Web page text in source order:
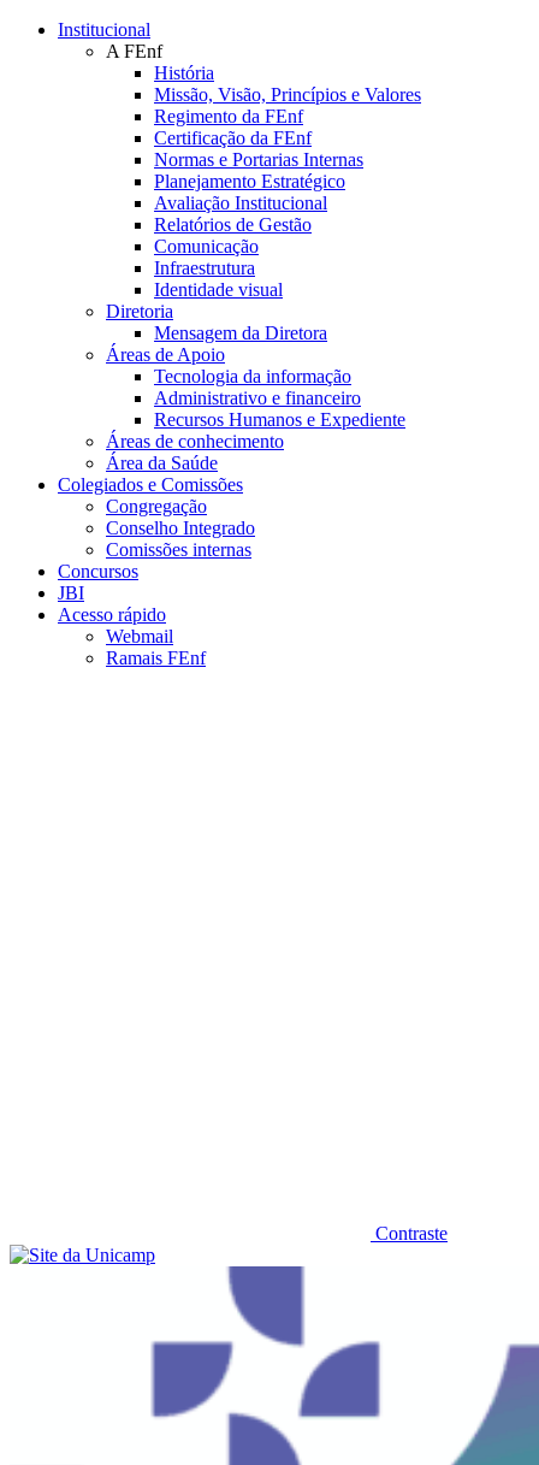
Conteúdo principal
Institucional
A FEnf
História
Missão, Visão, Princípios e Valores
Regimento da FEnf
Certificação da FEnf
Normas e Portarias Internas
Planejamento Estratégico
Avaliação Institucional
Relatórios de Gestão
Comunicação
Infraestrutura
Identidade visual
Diretoria
Mensagem da Diretora
Áreas de Apoio
Tecnologia da informação
Administrativo e financeiro
Recursos Humanos e Expediente
Áreas de conhecimento
Área da Saúde
Colegiados e Comissões
Congregação
Conselho Integrado
Comissões internas
Concursos
JBI
Acesso rápido
Webmail
Ramais FEnf
Contraste